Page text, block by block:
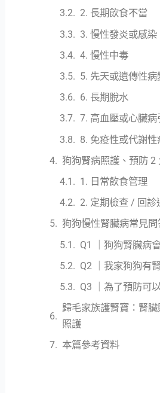
2. 長期飲食不當
3. 慢性發炎或感染
4. 慢性中毒
5. 先天或遺傳性病
6. 長期脫水
7. 高血壓或心臟
8. 免疫性或代謝性
狗狗腎病照護、預防 2
1. 日常飲食管理
2. 定期檢查 / 回診
狗狗慢性腎臟病常見問
Q1 ｜狗狗腎臟病
Q2 ｜我家狗狗有
Q3 ｜為了預防可
歸毛家族護腎寶：腎
照護
本篇參考資料